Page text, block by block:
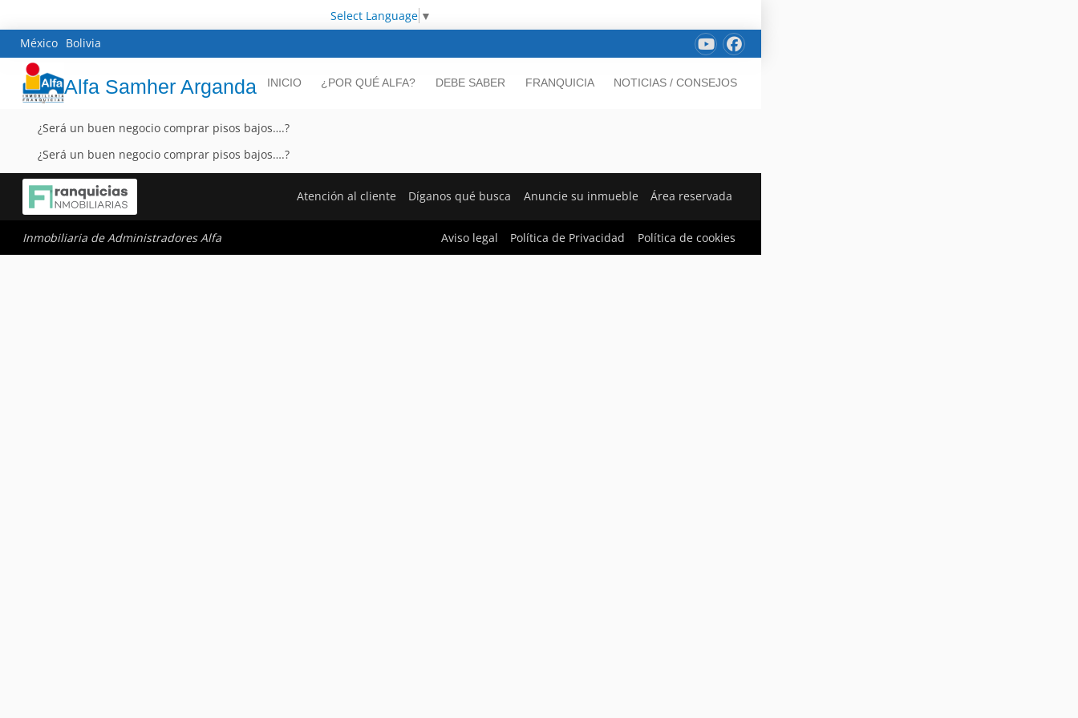
Select Language ▼
México Bolivia
Alfa Samher Arganda INICIO ¿POR QUÉ ALFA? DEBE SABER FRANQUICIA NOTICIAS / CONSEJOS
¿Será un buen negocio comprar pisos bajos….?
¿Será un buen negocio comprar pisos bajos….?
Atención al cliente Díganos qué busca Anuncie su inmueble Área reservada
Inmobiliaria de Administradores Alfa Aviso legal Política de Privacidad Política de cookies